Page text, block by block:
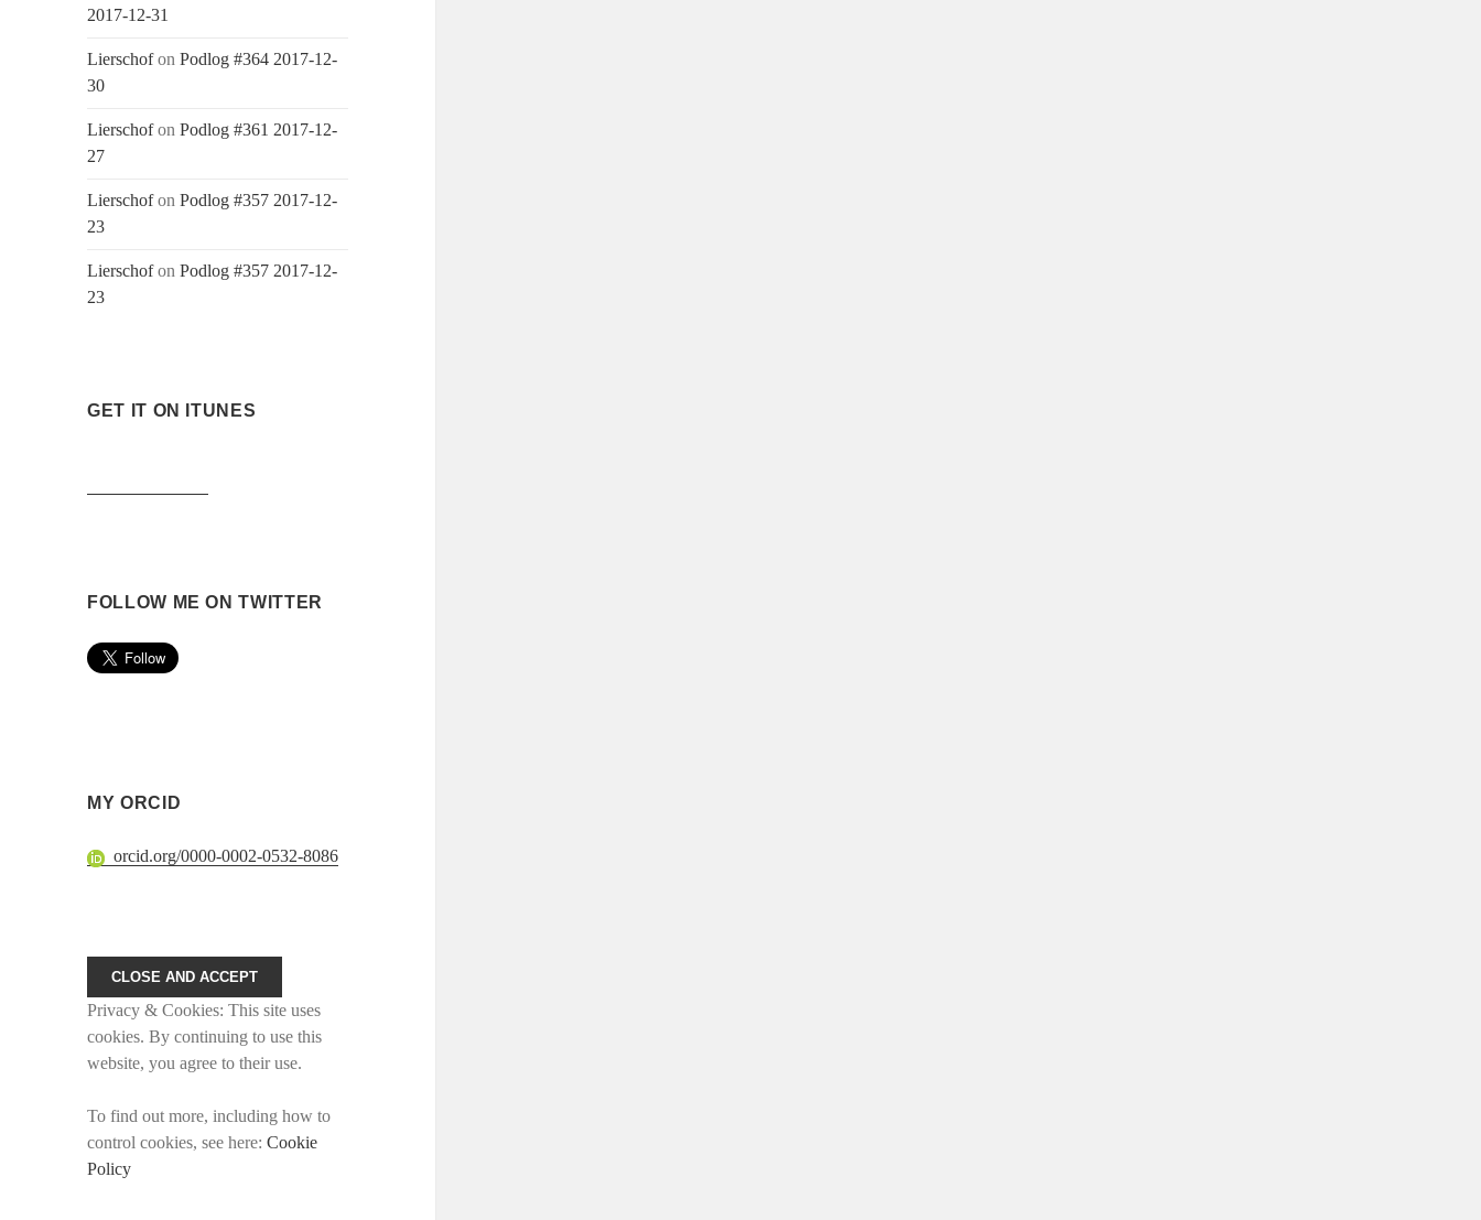
2017-12-31
LierschofonPodlog #364 2017-12-
30
LierschofonPodlog #361 2017-12-
27
LierschofonPodlog #357 2017-12-
23
LierschofonPodlog #357 2017-12-
23
GET IT ON ITUNES
FOLLOW ME ON TWITTER
MY ORCID
orcid.org/0000-0002-0532-8086
Privacy & Cookies: This site uses
cookies. By continuing to use this
website, you agree to their use.
To find out more, including how to
control cookies, see here:Cookie
Policy